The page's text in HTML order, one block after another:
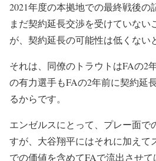
2021年度の本拠地での最終戦後の
まだ契約延長交渉を受けていない
が、契約延長の可能性は低くない
それは、同僚のトラウトはFAの2
の有力選手もFAの2年前に契約延
るからです。
エンゼルスにとって、プレー面で
すが、大谷翔平にはそれに加えて
での価値を含めてFAで流出させ